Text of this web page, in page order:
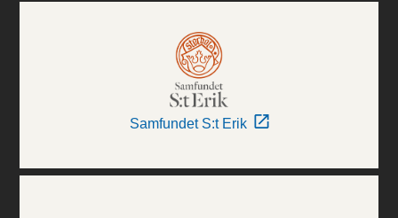
Samfundet S:t Erik